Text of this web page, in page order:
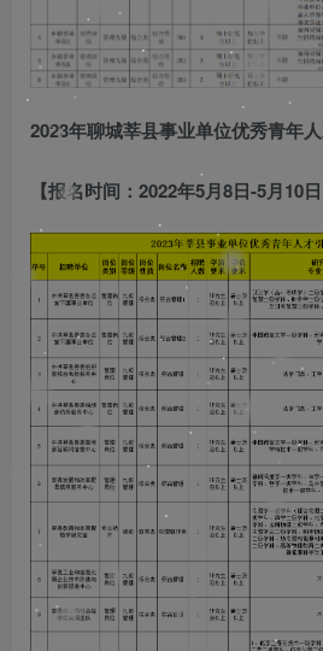
2023年聊城莘县事业单位优秀青年
【报名时间：2022年5月8日-5月10日